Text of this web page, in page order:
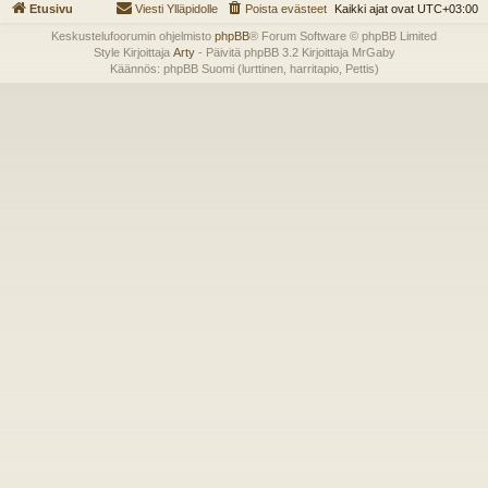
Etusivu Kaikki ajat ovat UTC+03:00
Poista evästeet
Viesti Ylläpidolle
Keskustelufoorumin ohjelmisto phpBB® Forum Software © phpBB Limited
Style Kirjoittaja Arty- Päivitä phpBB 3.2 Kirjoittaja MrGaby
Käännös: phpBB Suomi (lurttinen, harritapio, Pettis)